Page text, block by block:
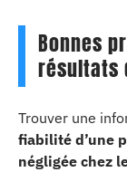
Bonnes
résultats
Trouver une
fiabilité d’une
négligée chez